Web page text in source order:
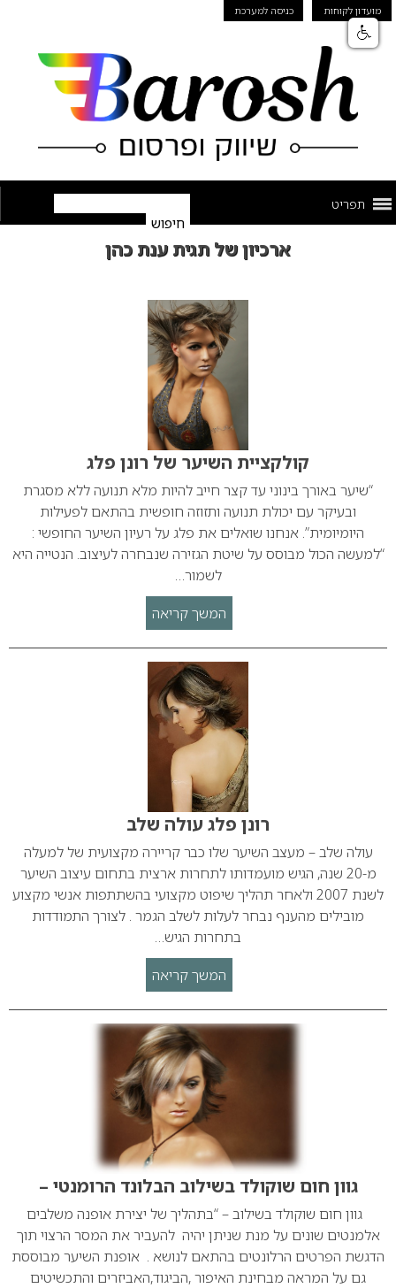
מועדון לקוחות כניסה למערכת
תפריט
ארכיון של תגית ענת כהן
קולקציית השיער של רונן פלג
“שיער באורך בינוני עד קצר חייב להיות מלא תנועה ללא מסגרת
ובעיקר עם יכולת תנועה ותזוזה חופשית בהתאם לפעילות
היומיומית”. אנחנו שואלים את פלג על רעיון השיער החופשי :
“למעשה הכול מבוסס על שיטת הגזירה שנבחרה לעיצוב. הנטייה היא
לשמור…
המשך קריאה
רונן פלג עולה שלב
עולה שלב – מעצב השיער שלו כבר קריירה מקצועית של למעלה
מ-20 שנה, הגיש מועמדותו לתחרות ארצית בתחום עיצוב השיער
לשנת 2007 ולאחר תהליך שיפוט מקצועי בהשתתפות אנשי מקצוע
מובילים מהענף נבחר לעלות לשלב הגמר . לצורך התמודדות
בתחרות הגיש…
המשך קריאה
גוון חום שוקולד בשילוב הבלונד הרומנטי –
גוון חום שוקולד בשילוב – “בתהליך של יצירת אופנה משלבים
אלמנטים שונים על מנת שניתן יהיה להעביר את המסר הרצוי תוך
הדגשת הפרטים הרלונטים בהתאם לנושא . אופנת השיער מבוססת
גם על המראה מבחינת האיפור ,הביגוד,האביזרים והתכשיטים